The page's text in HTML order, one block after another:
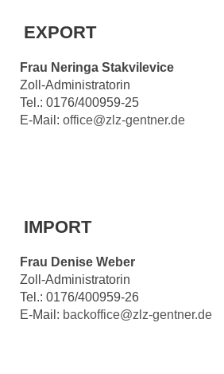
EXPORT
Frau Neringa Stakvilevice
Zoll-Administratorin
Tel.: 0176/400959-25
E-Mail: office@zlz-gentner.de
IMPORT
Frau Denise Weber
Zoll-Administratorin
Tel.: 0176/400959-26
E-Mail: backoffice@zlz-gentner.de